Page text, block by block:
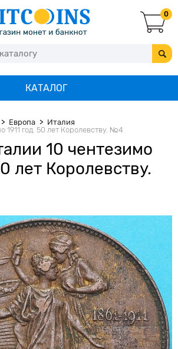
0
КАТАЛОГ
Европа
Италия
1911 год. 50 лет Королевству. №4
10 чентезимо
лет Королевству.